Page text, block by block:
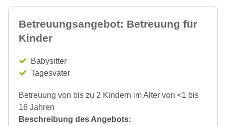
Betreuungsangebot: Betreuung für
Kinder
Babysitter
Tagesvater
Betreuung von bis zu 2 Kindern im Alter von <1 bis
16 Jahren
Beschreibung des Angebots: